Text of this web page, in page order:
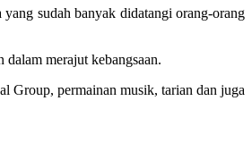
sudah banyak didatangi orang-orang
merajut kebangsaan.
Group, permainan musik, tarian dan juga